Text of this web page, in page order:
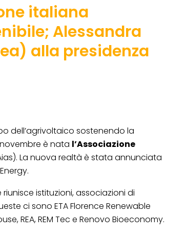
italiana
Alessandra
alla presidenza
dell’agrivoltaico sostenendo la
è nata l’Associazione
La nuova realtà è stata annunciata
istituzioni, associazioni di
ci sono ETA Florence Renewable
REA, REM Tec e Renovo Bioeconomy.